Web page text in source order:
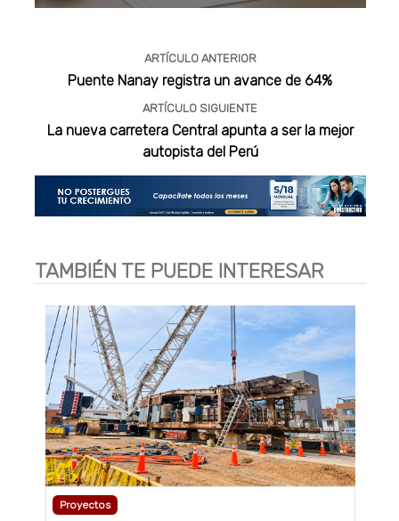
ARTÍCULO ANTERIOR
Puente Nanay registra un avance de 64%
ARTÍCULO SIGUIENTE
La nueva carretera Central apunta a ser la mejor
autopista del Perú
TAMBIÉN TE PUEDE INTERESAR
Proyectos